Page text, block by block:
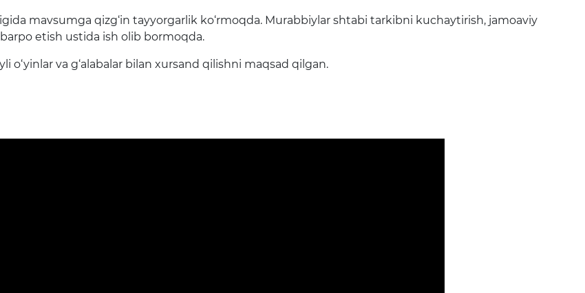
mavsumga qizg‘in tayyorgarlik ko‘rmoqda. Murabbiylar shtabi tarkibni kuchaytirish, jamoaviy
etish ustida ish olib bormoqda.
o‘yinlar va g‘alabalar bilan xursand qilishni maqsad qilgan.